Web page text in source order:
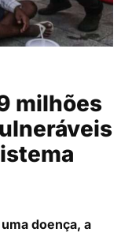
milhões
doença, a